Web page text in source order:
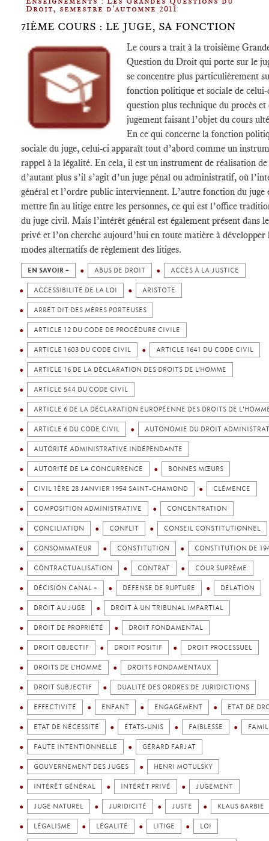
Droit, semestre d'automne 2011
7IÈME COURS : LE JUGE, SA FONCTION
Le cours a trait à la troisième
Question du Droit qui porte sur le
se concentre plus particulièrement
fonction politique et sociale de
question plus technique du procès et
jugement faisant l’objet du cours
En ce qui concerne la fonction
sociale du juge, celui-ci apparaît tout d’abord comme un
rappel à la légalité. En cela, il est un instrument de réalisation
d’autant plus s’il s’agit d’un juge pénal ou administratif, où
général et l’ordre public interviennent. L’autre fonction du juge
mettre fin au litige entre les personnes, ce qui est l’office
du juge civil. Mais l’intérêt général est également présent dans
privé et l’on cherche aujourd’hui en toute matière à développer
modes alternatifs de règlement des litiges.
EN SAVOIR + ABUS DE DROIT ACCÈS À LA JUSTICE
ACCESSIBILITÉ DE LA LOI ARISTOTE
ARRÊT DIT DES MÈRES PORTEUSES
ARTICLE 12 DU CODE DE PROCÉDURE CIVILE
ARTICLE 1603 DU CODE CIVIL ARTICLE 1641 DU CODE CIVIL
ARTICLE 16 DE LA DÉCLARATION DES DROITS DE L’HOMME
ARTICLE 544 DU CODE CIVIL
ARTICLE 6 DE LA DÉCLARATION EUROPÉENNE DES DROITS DE
ARTICLE 6 DU CODE CIVIL AUTONOMIE DU DROIT
AUTORITÉ ADMINISTRATIVE INDÉPENDANTE
AUTORITÉ DE LA CONCURRENCE BONNES MŒURS
CIVIL 1ÈRE 28 JANVIER 1954 SAINT-CHAMOND CLÉMENCE
COMPOSITION ADMINISTRATIVE CONCENTRATION
CONCILIATION CONFLIT CONSEIL CONSTITUTIONNEL
CONSOMMATEUR CONSTITUTION CONSTITUTION DE
CONTRACTUALISATION CONTRAT COUR SUPRÊME
DÉCISION CANAL + DÉFENSE DE RUPTURE DÉLATION
DROIT AU JUGE DROIT À UN TRIBUNAL IMPARTIAL
DROIT DE PROPRIÉTÉ DROIT FONDAMENTAL
DROIT OBJECTIF DROIT POSITIF DROIT PROCESSUEL
DROITS DE L’HOMME DROITS FONDAMENTAUX
DROIT SUBJECTIF DUALITÉ DES ORDRES DE JURIDICTIONS
EFFECTIVITÉ ENFANT ENGAGEMENT ETAT DE
ETAT DE NÉCESSITÉ ETATS-UNIS FAIBLESSE
FAUTE INTENTIONNELLE GÉRARD FARJAT
GOUVERNEMENT DES JUGES HENRI MOTULSKY
INTÉRÊT GÉNÉRAL INTÉRÊT PRIVÉ JUGEMENT
JUGE NATUREL JURIDICITÉ JUSTE KLAUS BARBIE
LÉGALISME LÉGALITÉ LITIGE LOI